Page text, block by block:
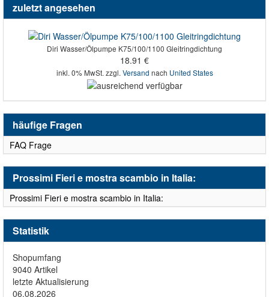
zuletzt angesehen
Diri Wasser/Ölpumpe K75/100/1100 Gleitringdichtung
18.91 €
inkl. 0% MwSt. zzgl. Versand nach United States
häufige Fragen
FAQ Frage
Prossimi Fieri e mostra scambio in Italia:
Prossimi Fieri e mostra scambio in Italia:
Statistik
Shopumfang
9040 Artikel
letzte Aktualisierung
06.08.2026